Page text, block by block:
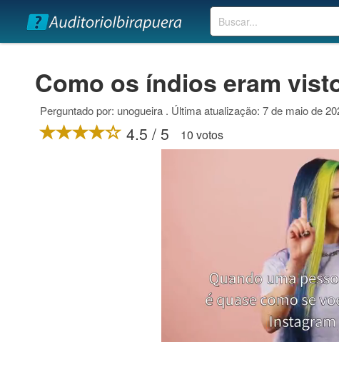
Buscar
Como os índios eram
Perguntado por: unogueira . Última atualização: 7 de maio de
4.5 / 5 10 votos